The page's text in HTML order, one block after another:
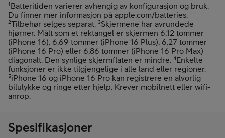
¹Batteritiden varierer avhengig av konfigurasjon og bruk.
Du finner mer informasjon på apple.com/batteries.
²Tilbehør selges separat. ³Skjermene har avrundede
hjørner. Målt som et rektangel er skjermen 6,12 tommer
(iPhone 16), 6,69 tommer (iPhone 16 Plus), 6,27 tommer
(iPhone 16 Pro) eller 6,86 tommer (iPhone 16 Pro Max)
diagonalt. Den synlige skjermflaten er mindre. ⁴Enkelte
funksjoner er ikke tilgjengelige i alle land eller regioner.
⁵iPhone 16 og iPhone 16 Pro kan registrere en alvorlig
bilulykke og ringe etter hjelp. Krever mobilnett eller wifi-
anrop.
Spesifikasjoner